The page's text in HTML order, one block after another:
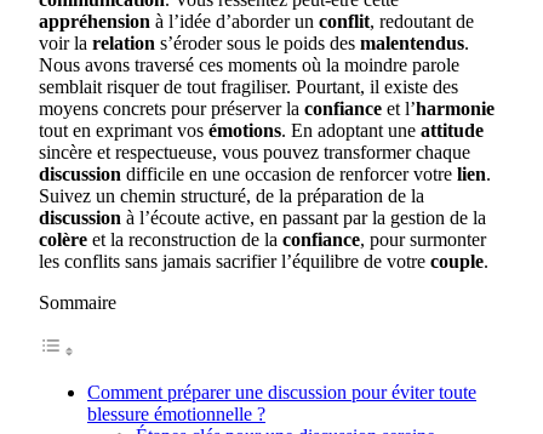
appréhension à l’idée d’aborder un conflit, redoutant de
voir la relation s’éroder sous le poids des malentendus.
Nous avons traversé ces moments où la moindre parole
semblait risquer de tout fragiliser. Pourtant, il existe des
moyens concrets pour préserver la confiance et l’harmonie
tout en exprimant vos émotions. En adoptant une attitude
sincère et respectueuse, vous pouvez transformer chaque
discussion difficile en une occasion de renforcer votre lien.
Suivez un chemin structuré, de la préparation de la
discussion à l’écoute active, en passant par la gestion de la
colère et la reconstruction de la confiance, pour surmonter
les conflits sans jamais sacrifier l’équilibre de votre couple.
Sommaire
Comment préparer une discussion pour éviter toute
blessure émotionnelle ?